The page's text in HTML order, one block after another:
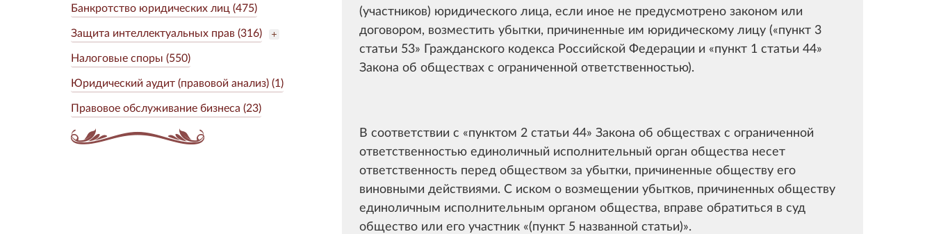
Банкротство юридических лиц (475)
Защита интеллектуальных прав (316)
Налоговые споры (550)
Юридический аудит (правовой анализ) (1)
Правовое обслуживание бизнеса (23)
(участников) юридического лица, если иное не предусмотрено законом или
договором, возместить убытки, причиненные им юридическому лицу ( пункт 3
статьи 53
Гражданского кодекса Российской Федерации и
пункт 1 статьи 44
Закона об обществах с ограниченной ответственностью).
В соответствии с пунктом 2 статьи 44 Закона об обществах с ограниченной
ответственностью единоличный исполнительный орган общества несет
ответственность перед обществом за убытки, причиненные обществу его
виновными действиями. С иском о возмещении убытков, причиненных обществу
единоличным исполнительным органом общества, вправе обратиться в суд
общество или его участник (пункт 5 названной статьи) .